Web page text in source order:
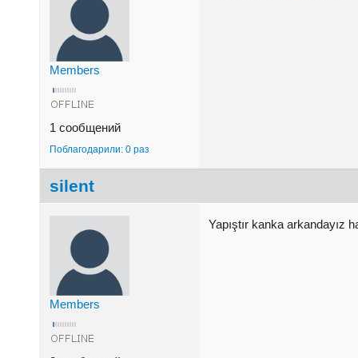
Members
1 сообщений
Поблагодарили: 0 раз
silent
Members
Yapıştır kanka arkandayız